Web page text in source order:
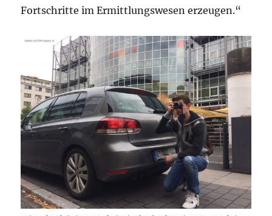
Fortschritte im Ermittlungswesen erzeugen.“